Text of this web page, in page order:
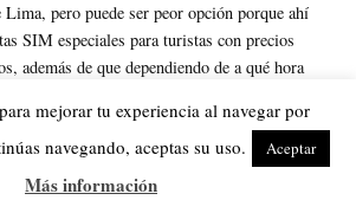
Lima, pero puede ser peor opción porque ahí
SIM especiales para turistas con precios
además de que dependiendo de a qué hora
compruebes el precio para evitar pagar de
mejorar tu experiencia al navegar por
navegando, aceptas su uso.
Aceptar
Más información